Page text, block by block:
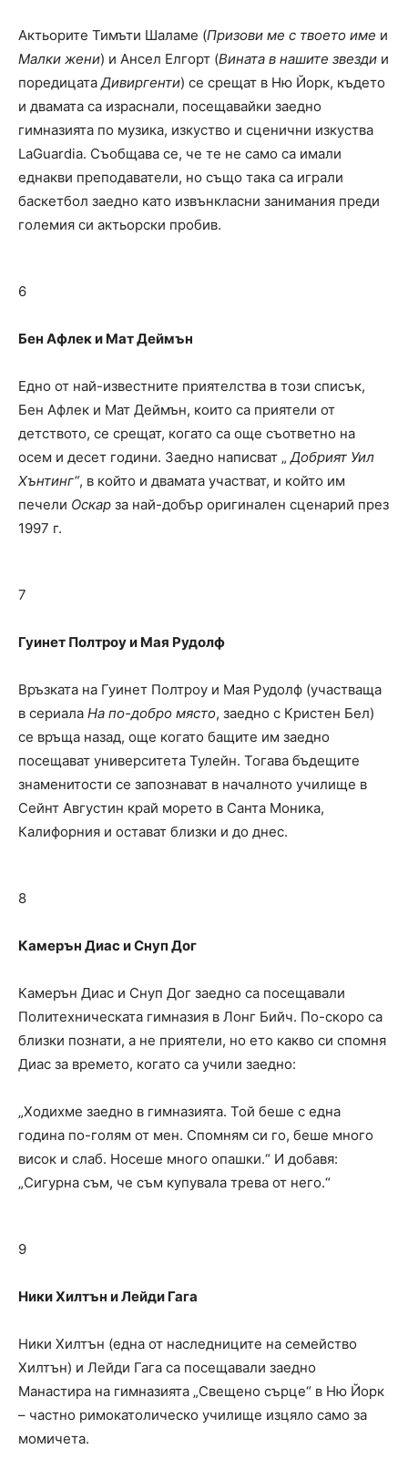
Актьорите Тимъти Шаламе (Призови ме с твоето име и
Малки жени) и Ансел Елгорт (Вината в нашите звезди и
поредицата Дивиргенти) се срещат в Ню Йорк, където
и двамата са израснали, посещавайки заедно
гимназията по музика, изкуство и сценични изкуства
LaGuardia. Съобщава се, че те не само са имали
еднакви преподаватели, но също така са играли
баскетбол заедно като извънкласни занимания преди
големия си актьорски пробив.
6
Бен Афлек и Мат Деймън
Едно от най-известните приятелства в този списък,
Бен Афлек и Мат Деймън, които са приятели от
детството, се срещат, когато са още съответно на
осем и десет години. Заедно написват „ Добрият Уил
Хънтинг“, в който и двамата участват, и който им
печели Оскар за най-добър оригинален сценарий през
1997 г.
7
Гуинет Полтроу и Мая Рудолф
Връзката на Гуинет Полтроу и Мая Рудолф (участваща
в сериала На по-добро място, заедно с Кристен Бел)
се връща назад, още когато бащите им заедно
посещават университета Тулейн. Тогава бъдещите
знаменитости се запознават в началното училище в
Сейнт Августин край морето в Санта Моника,
Калифорния и остават близки и до днес.
8
Камерън Диас и Снуп Дог
Камерън Диас и Снуп Дог заедно са посещавали
Политехническата гимназия в Лонг Бийч. По-скоро са
близки познати, а не приятели, но ето какво си спомня
Диас за времето, когато са учили заедно:
„Ходихме заедно в гимназията. Той беше с една
година по-голям от мен. Спомням си го, беше много
висок и слаб. Носеше много опашки.“ И добавя:
„Сигурна съм, че съм купувала трева от него.“
9
Ники Хилтън и Лейди Гага
Ники Хилтън (една от наследниците на семейство
Хилтън) и Лейди Гага са посещавали заедно
Манастира на гимназията „Свещено сърце“ в Ню Йорк
– частно римокатолическо училище изцяло само за
момичета.